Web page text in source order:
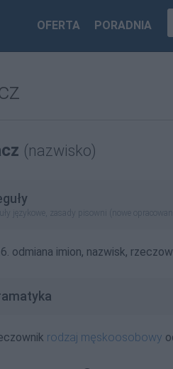
OFERTA PORADNIA
(nazwisko)
językowe, zasady pisowni (nowe
odmiana imion, nazwisk,
rodzaj męskoosobowy